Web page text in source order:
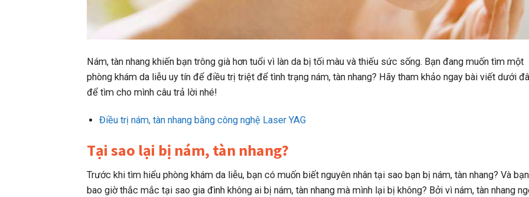
Nám, tàn nhang khiến bạn trông già hơn tuổi vì làn da bị tối màu và thiếu sức sống. Bạn đang muốn tìm một
phòng khám da liễu uy tín để điều trị triệt để tình trạng nám, tàn nhang? Hãy tham khảo ngay bài viết dưới
để tìm cho mình câu trả lời nhé!
Điều trị nám, tàn nhang bằng công nghệ Laser YAG
Tại sao lại bị nám, tàn nhang?
Trước khi tìm hiểu phòng khám da liễu, bạn có muốn biết nguyên nhân tại sao bạn bị nám, tàn nhang? Và
bao giờ thắc mắc tại sao gia đình không ai bị nám, tàn nhang mà mình lại bị không? Bởi vì nám, tàn nhang